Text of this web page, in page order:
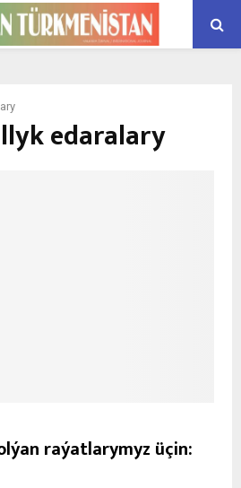
edaralary
raýatlarymyz üçin: